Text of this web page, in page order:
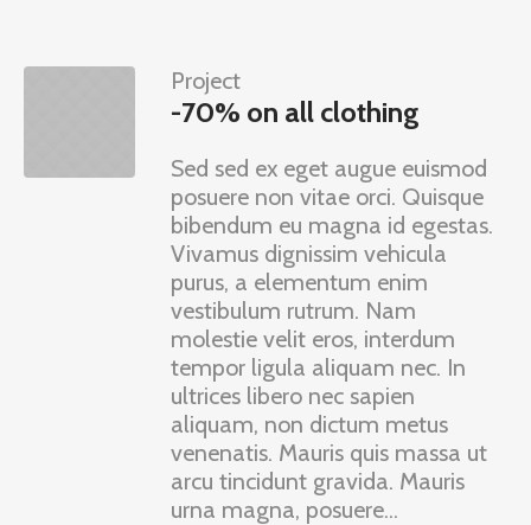
Project
-70% on all clothing
Sed sed ex eget augue euismod
posuere non vitae orci. Quisque
bibendum eu magna id egestas.
Vivamus dignissim vehicula
purus, a elementum enim
vestibulum rutrum. Nam
molestie velit eros, interdum
tempor ligula aliquam nec. In
ultrices libero nec sapien
aliquam, non dictum metus
venenatis. Mauris quis massa ut
arcu tincidunt gravida. Mauris
urna magna, posuere...